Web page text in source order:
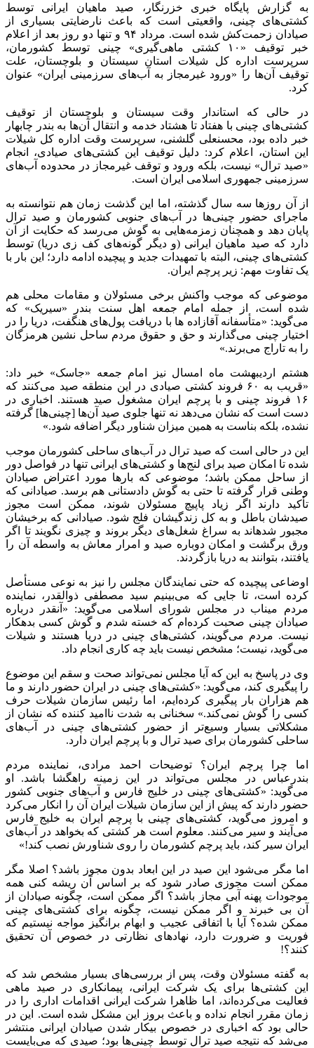
به گزارش پایگاه خبری خزرنگار، صید ماهیان ایرانی توسط
کشتی‌های چینی، واقعیتی است که باعث نارضایتی بسیاری از
صیادان زحمت‌کش شده است. مرداد ۹۴ و تنها دو روز بعد از اعلام
خبر توقیف «۱۰ کشتی ماهی‌گیری» چینی توسط کشورمان،
سرپرست اداره کل شیلات استان سیستان و بلوچستان، علت
توقیف آن‌ها را «ورود غیرمجاز به آب‌های سرزمینی ایران» عنوان
کرد.
در حالی که استاندار وقت سیستان و بلوچستان از توقیف
کشتی‌های چینی با هفتاد تا هشتاد خدمه و انتقال آن‌ها به بندر چابهار
خبر داده بود، محسنعلی گلشنی، سرپرست وقت اداره کل شیلات
این استان، اعلام کرد: دلیل توقیف این کشتی‌های صیادی، انجام
«صید ترال» نیست، بلکه ورود و توقف غیرمجاز در محدوده آب‌های
سرزمینی جمهوری اسلامی ایران است.
از آن روز‌ها سه سال گذشته، اما این گذشت زمان هم نتوانسته به
ماجرای حضور چینی‌ها در آب‌های جنوبی کشورمان و صید ترال
پایان دهد و همچنان زمزمه‌هایی به گوش می‌رسد که حکایت از آن
دارد که صید ماهیان ایرانی (و دیگر گونه‌های کف زی دریا) توسط
کشتی‌های چینی، البته با تمهیدات جدید و پیچیده ادامه دارد؛ این بار با
یک تفاوت مهم: زیر پرچم ایران.
موضوعی که موجب واکنش برخی مسئولان و مقامات محلی هم
شده است، از جمله امام جمعه اهل سنت بندر «سیریک» که
می‌گوید: «متأسفانه آقازاد‌ه ها با دریافت پول‌های هنگفت، دریا را در
اختیار چینی می‌گذارند و حق و حقوق مردم ساحل نشین هرمزگان
را به تاراج می‌برند.»
هشتم اردیبهشت ماه امسال نیز امام جمعه «جاسک» خبر داد:
«قریب به ۶۰ فروند کشتی صیادی در این منطقه صید می‌کنند که
۱۶ فروند چینی و با پرچم ایران مشغول صید هستند. اخباری در
دست است که نشان می‌دهد نه تنها جلوی صید آن‌ها [چینی‌ها] گرفته
نشده، بلکه بناست به همین میزان شناور دیگر اضافه شود.»
این در حالی است که صید ترال در آب‌های ساحلی کشورمان موجب
شده تا امکان صید برای لنج‌ها و کشتی‌های ایرانی تنها در فواصل دور
از ساحل ممکن باشد؛ موضوعی که بار‌ها مورد اعتراض صیادان
وطنی قرار گرفته تا حتی به گوش دادستانی هم برسد. صیادانی که
تأکید دارند اگر زیاد پاپیچ مسئولان شوند، ممکن است مجوز
صیدشان باطل و به کل زندگیشان فلج شود. صیادانی که برخیشان
مجبور شدهاند به سراغ شغل‌های دیگر بروند و چیزی نگویند تا اگر
ورق برگشت و امکان دوباره صید و امرار معاش به واسطه آن را
یافتند، بتوانند به دریا بازگردند.
اوضاعی پیچیده که حتی نمایندگان مجلس را نیز به نوعی مستأصل
کرده است، تا جایی که می‌بینیم سید مصطفی ذوالقدر، نماینده
مردم میناب در مجلس شورای اسلامی می‌گوید: «آنقدر درباره
صیادان چینی صحبت کرده‌ام که خسته شدم و گوش کسی بدهکار
نیست. مردم می‌گویند، کشتی‌های چینی در دریا هستند و شیلات
می‌گوید، نیست؛ مشخص نیست باید چه کاری انجام داد.
وی در پاسخ به این که آیا مجلس نمی‌تواند صحت و سقم این موضوع
را پیگیری کند، می‌گوید: «کشتی‌های چینی در ایران حضور دارند و ما
هم هزاران بار پیگیری کرده‌ایم، اما رئیس سازمان شیلات حرف
کسی را گوش نمی‌کند.» سخنانی به شدت ناامید کننده که نشان از
مشکلاتی بسیار وسیع‌تر از حضور کشتی‌های چینی در آب‌های
ساحلی کشورمان برای صید ترال و با پرچم ایران دارد.
اما چرا پرچم ایران؟ توضیحات احمد مرادی، نماینده مردم
بندرعباس در مجلس می‌تواند در این زمینه راهگشا باشد. او
می‌گوید: «کشتی‌های چینی در خلیج فارس و آب‌های جنوبی کشور
حضور دارند که پیش از این سازمان شیلات ایران آن را انکار می‌کرد
و امروز می‌گوید، کشتی‌های چینی با پرچم ایران به خلیج فارس
می‌آیند و سیر می‌کنند. معلوم است هر کشتی که بخواهد در آب‌های
ایران سیر کند، باید پرچم کشورمان را روی شناورش نصب کند!»
اما مگر می‌شود این صید در این ابعاد بدون مجوز باشد؟ اصلا مگر
ممکن است مجوزی صادر شود که بر اساس آن ریشه کنی همه
موجودات پهنه آبی مجاز باشد؟ اگر ممکن است، چگونه صیادان از
آن بی خبرند و اگر ممکن نیست، چگونه برای کشتی‌های چینی
ممکن شده؟ آیا با اتفاقی عجیب و ابهام برانگیز مواجه نیستیم که
فوریت و ضرورت دارد، نهاد‌های نظارتی در خصوص آن تحقیق
کنند؟!
به گفته مسئولان وقت، پس از بررسی‌های بسیار مشخص شد که
این کشتی‌ها برای یک شرکت ایرانی، پیمانکاری در صید ماهی
فعالیت می‌کرده‌اند، اما ظاهرا شرکت ایرانی اقدامات اداری را در
زمان مقرر انجام نداده و باعث بروز این مشکل شده است. این در
حالی بود که اخباری در خصوص بیکار شدن صیادان ایرانی منتشر
می‌شد که نتیجه صید ترال توسط چینی‌ها بود؛ صیدی که می‌بایست